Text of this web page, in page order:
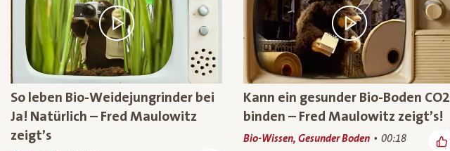
So leben Bio-Weidejungrinder bei
Ja! Natürlich – Fred Maulowitz
zeigt’s
Kann ein gesunder Bio-Boden CO2
binden – Fred Maulowitz zeigt’s!
Bio-Wissen, Gesunder Boden 00:18